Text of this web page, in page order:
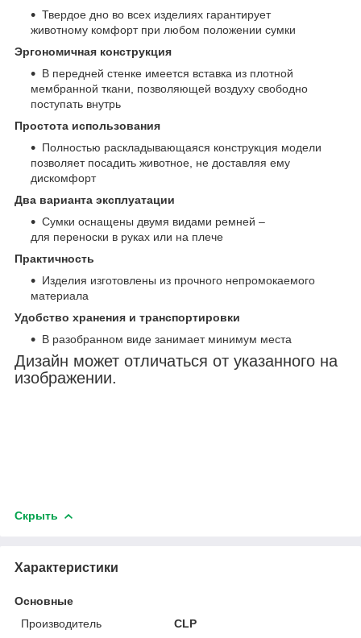
Твердое дно во всех изделиях гарантирует
животному комфорт при любом положении сумки
Эргономичная конструкция
В передней стенке имеется вставка из плотной
мембранной ткани, позволяющей воздуху свободно
поступать внутрь
Простота использования
Полностью раскладывающаяся конструкция модели
позволяет посадить животное, не доставляя ему
дискомфорт
Два варианта эксплуатации
Сумки оснащены двумя видами ремней –
для переноски в руках или на плече
Практичность
Изделия изготовлены из прочного непромокаемого
материала
Удобство хранения и транспортировки
В разобранном виде занимает минимум места
Дизайн может отличаться от указанного на
изображении.
Скрыть
Характеристики
Основные
Производитель
CLP